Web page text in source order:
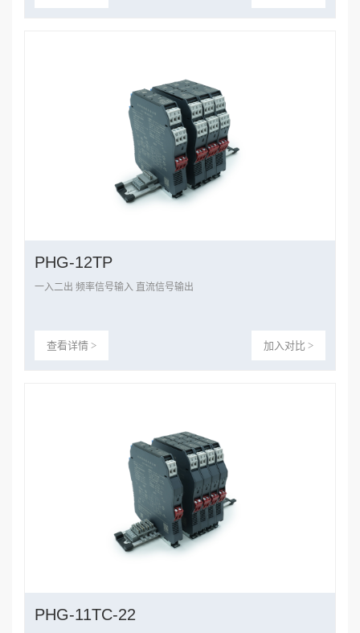
PHG-12TP
一入二出 频率信号输入 直流信号输出
查看详情 > 加入对比 >
PHG-11TC-22